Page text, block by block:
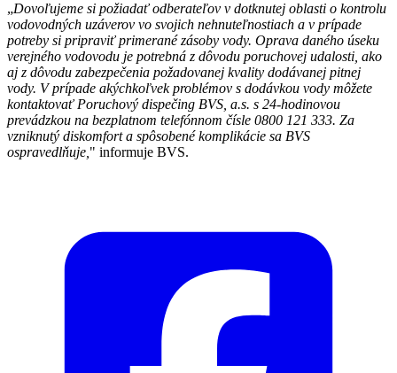
„Dovoľujeme si požiadať odberateľov v dotknutej oblasti o kontrolu
vodovodných uzáverov vo svojich nehnuteľnostiach a v prípade
potreby si pripraviť primerané zásoby vody. Oprava daného úseku
verejného vodovodu je potrebná z dôvodu poruchovej udalosti, ako
aj z dôvodu zabezpečenia požadovanej kvality dodávanej pitnej
vody. V prípade akýchkoľvek problémov s dodávkou vody môžete
kontaktovať Poruchový dispečing BVS, a.s. s 24-hodinovou
prevádzkou na bezplatnom telefónnom čísle 0800 121 333. Za
vzniknutý diskomfort a spôsobené komplikácie sa BVS
ospravedlňuje, " informuje BVS.